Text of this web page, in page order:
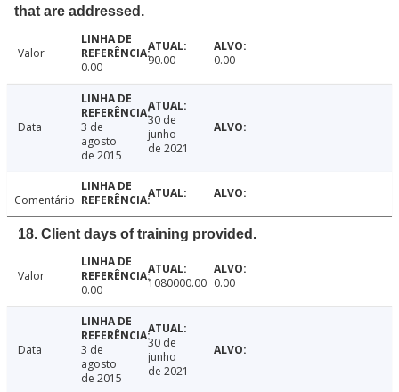
that are addressed.
Valor
0.00
90.00 0.00
Data
3 de
agosto
de 2015
30 de
junho
de 2021
Comentário
18. Client days of training provided.
Valor
0.00
1080000.00 0.00
Data
3 de
agosto
de 2015
30 de
junho
de 2021